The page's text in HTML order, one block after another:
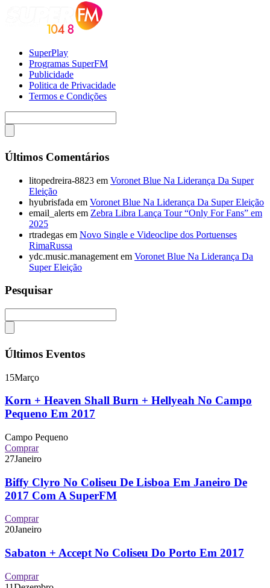
SuperPlay
Programas SuperFM
Publicidade
Politica de Privacidade
Termos e Condições
Últimos Comentários
litopedreira-8823 em Voronet Blue Na Liderança Da Super
Eleição
hyubrisfada em Voronet Blue Na Liderança Da Super Eleição
email_alerts em Zebra Libra Lança Tour “Only For Fans” em
2025
rtradegas em Novo Single e Videoclipe dos Portuenses
RimaRussa
ydc.music.management em Voronet Blue Na Liderança Da
Super Eleição
Pesquisar
Últimos Eventos
15Março
Korn + Heaven Shall Burn + Hellyeah No Campo
Pequeno Em 2017
Campo Pequeno
Comprar
27Janeiro
Biffy Clyro No Coliseu De Lisboa Em Janeiro De
2017 Com A SuperFM
Comprar
20Janeiro
Sabaton + Accept No Coliseu Do Porto Em 2017
Comprar